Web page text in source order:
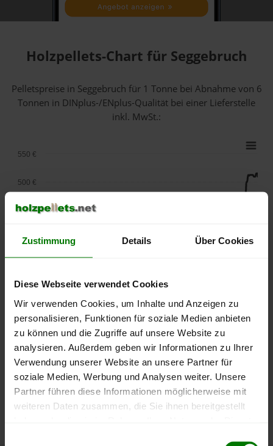
Zustimmung Details Über Cookies
Diese Webseite verwendet Cookies
Wir verwenden Cookies, um Inhalte und Anzeigen zu
personalisieren, Funktionen für soziale Medien anbieten
zu können und die Zugriffe auf unsere Website zu
analysieren. Außerdem geben wir Informationen zu Ihrer
Verwendung unserer Website an unsere Partner für
soziale Medien, Werbung und Analysen weiter. Unsere
Partner führen diese Informationen möglicherweise mit
weiteren Daten zusammen, die Sie ihnen bereitgestellt
Holzpellets-Chart für Seggebruch
Pelletspreise in Seggebruch für 1 Tonne bei Abnahmevon 6
Tonnen in DINplus-/ENplus-Qualität bei einer Lieferstelle
inkl. MwSt.:
lose Ware Sackware
September
Januar
Mai
250 €
400 €
450 €
500 €
550 €
Die aktuelle Preisentwicklung für Holzpellets in Deutschland
können Sie jederzeit auf unsererPelletspreise-Seite
nachvollziehen.